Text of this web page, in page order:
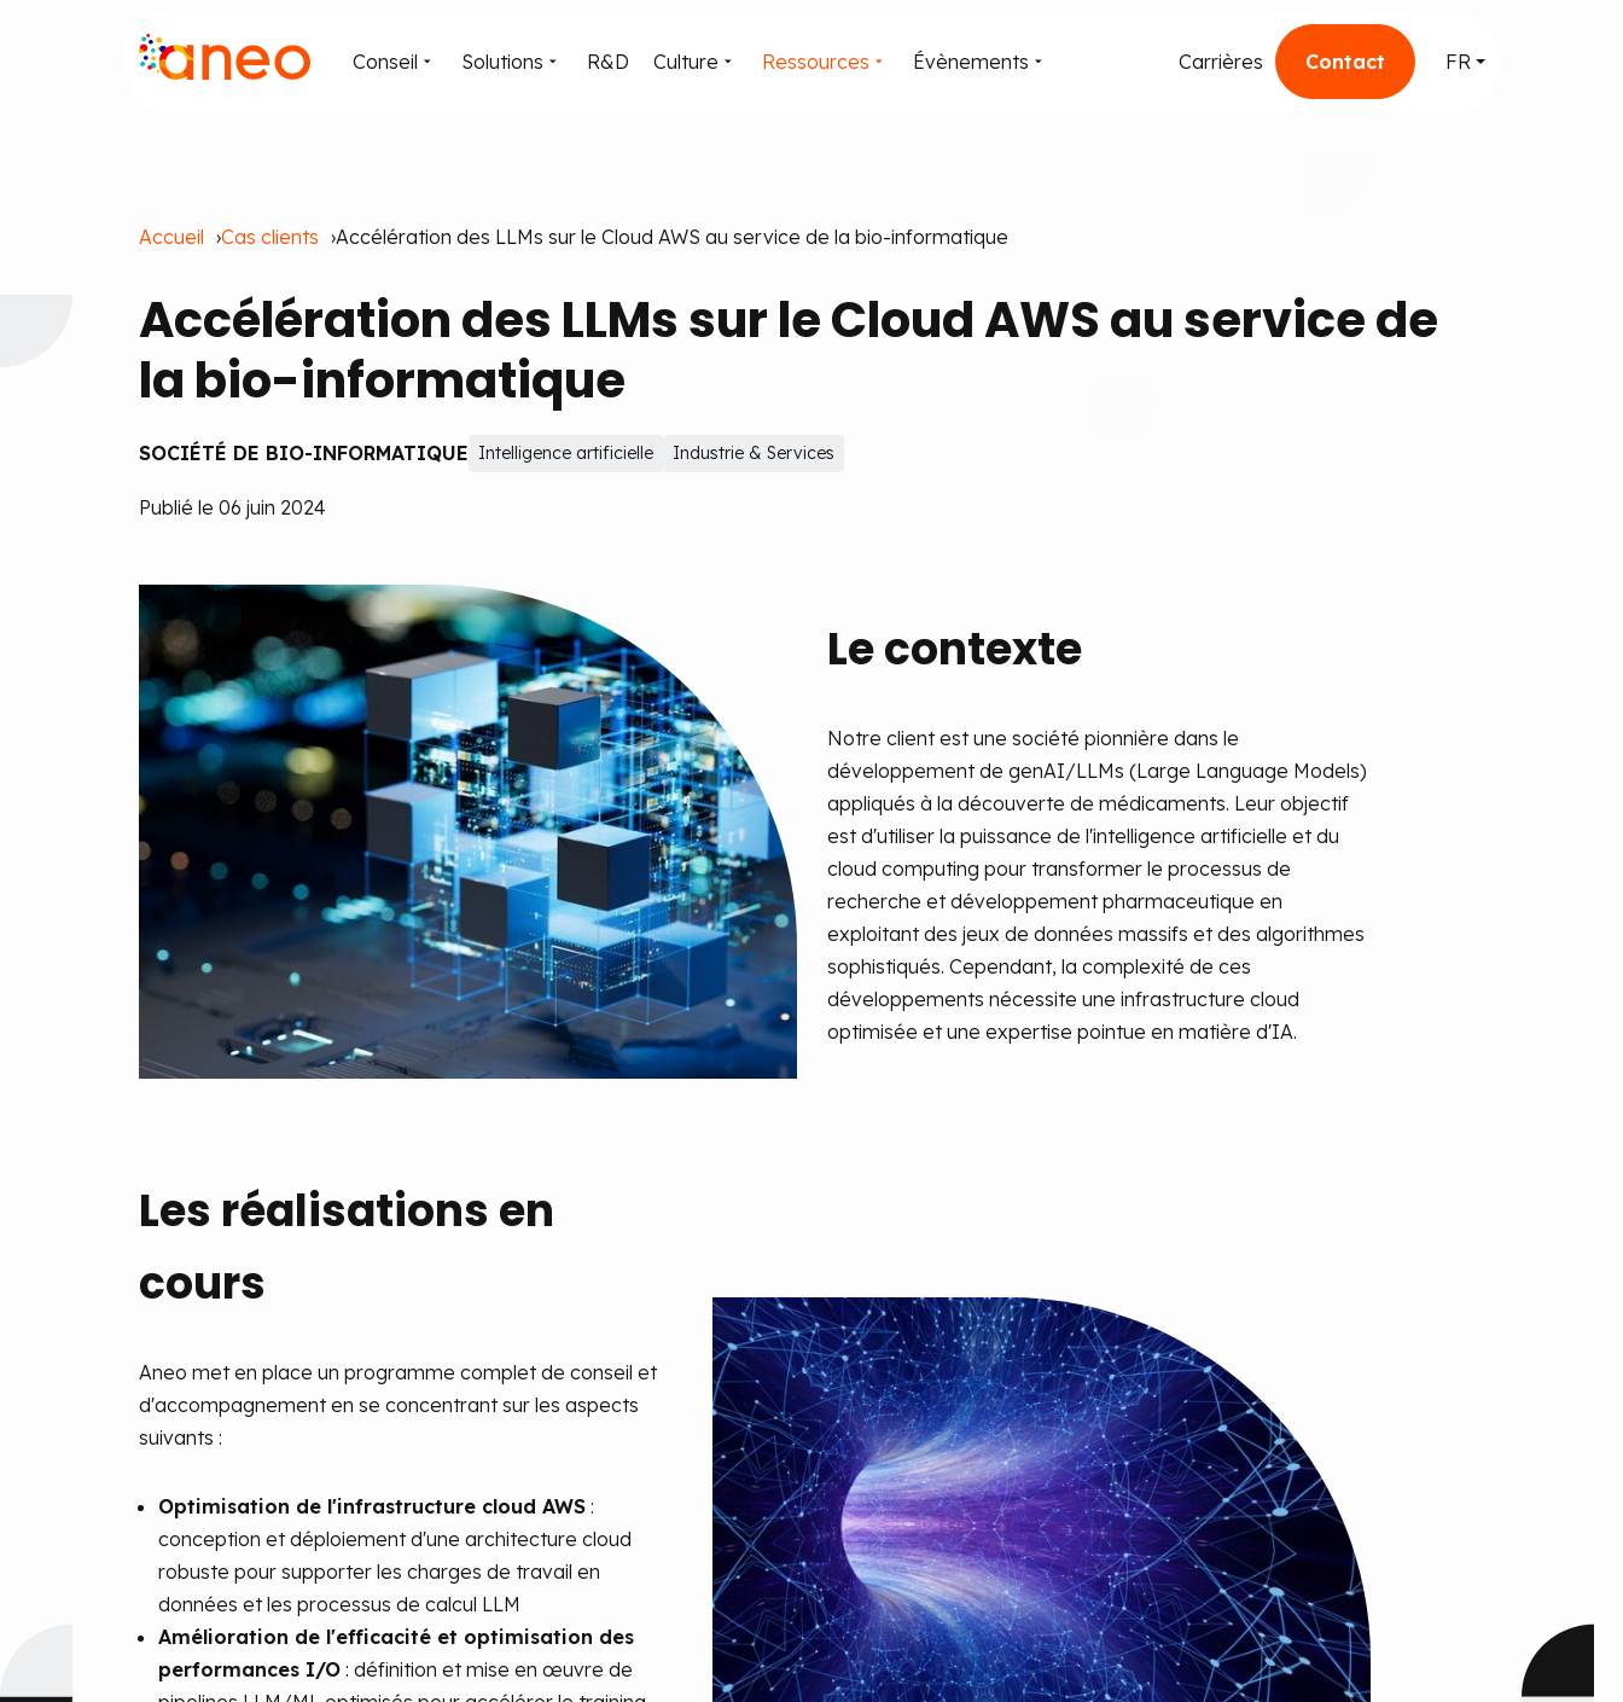
Conseil Solutions R&D Culture Ressources Évènements Carrières Contact FR
Accueil Cas clients Accélération des LLMs sur le Cloud AWS au service de la bio-informatique
Accélération des LLMs sur le Cloud AWS au service de
la bio-informatique
SOCIÉTÉ DE BIO-INFORMATIQUE Intelligence artificielle Industrie & Services
Publié le 06 juin 2024
Le contexte
Notre client est une société pionnière dans le
développement de genAI/LLMs (Large Language Models)
appliqués à la découverte de médicaments. Leur objectif
est d'utiliser la puissance de l'intelligence artificielle et du
cloud computing pour transformer le processus de
recherche et développement pharmaceutique en
exploitant des jeux de données massifs et des algorithmes
sophistiqués. Cependant, la complexité de ces
développements nécessite une infrastructure cloud
optimisée et une expertise pointue en matière d'IA.
Les réalisations en
cours
Aneo met en place un programme complet de conseil et
d'accompagnement en se concentrant sur les aspects
suivants :
Optimisation de l'infrastructure cloud AWS:
conception et déploiement d'une architecture cloud
robuste pour supporter les charges de travail en
données et les processus de calcul LLM
Amélioration de l'efficacité et optimisation des
performances I/O: définition et mise en œuvre de